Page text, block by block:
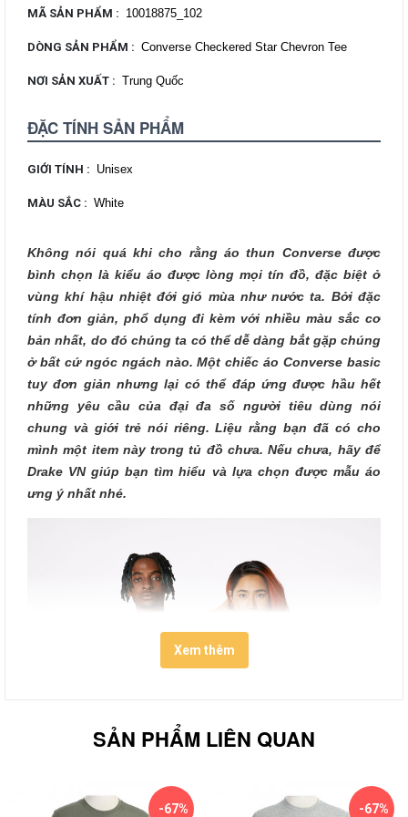
MÃ SẢN PHẨM : 10018875_102
DÒNG SẢN PHẨM : Converse Checkered Star Chevron Tee
NƠI SẢN XUẤT : Trung Quốc
ĐẶC TÍNH SẢN PHẨM
GIỚI TÍNH : Unisex
MÀU SẮC : White
Không nói quá khi cho rằng áo thun Converse được
bình chọn là kiểu áo được lòng mọi tín đồ, đặc biệt ở
vùng khí hậu nhiệt đới gió mùa như nước ta. Bởi đặc
tính đơn giản, phổ dụng đi kèm với nhiều màu sắc cơ
bản nhất, do đó chúng ta có thể dễ dàng bắt gặp chúng
ở bất cứ ngóc ngách nào. Một chiếc áo Converse basic
tuy đơn giản nhưng lại có thể đáp ứng được hầu hết
những yêu cầu của đại đa số người tiêu dùng nói
chung và giới trẻ nói riêng. Liệu rằng bạn đã có cho
mình một item này trong tủ đồ chưa. Nếu chưa, hãy để
Drake VN giúp bạn tìm hiểu và lựa chọn được mẫu áo
ưng ý nhất nhé.
Xem thêm
SẢN PHẨM LIÊN QUAN
-67% -67%